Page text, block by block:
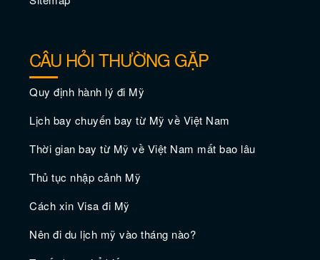
Thưởng thức món sushi ngon nhất ở Los
Angeles
CÂU HỎI THƯỜNG GẶP
Quy định hành lý đi Mỹ
Lịch bay chuyến bay từ Mỹ về Việt Nam
Thời gian bay từ Mỹ về Việt Nam mất bao lâu
Thủ tục nhập cảnh Mỹ
Cách xin Visa đi Mỹ
Nên đi du lịch mỹ vào tháng nào?